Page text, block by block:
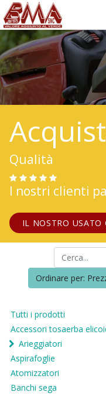
Qualità
I nostri clienti
IL NOSTRO USATO
Ordinare per:
Tutti i prodotti
Accessori tosaerba
Arieggiatori
Aspirafoglie
Atomizzatori
Banchi sega